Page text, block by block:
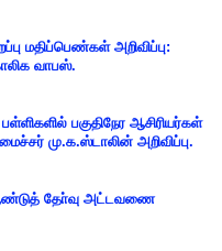
மதிப்பெண்கள் அறிவிப்பு:
வாபஸ்.
பகுதிநேர ஆசிரியர்கள்
மு.க.ஸ்டாலின் அறிவிப்பு.
ஆண்டுத் தோ்வு அட்டவணை